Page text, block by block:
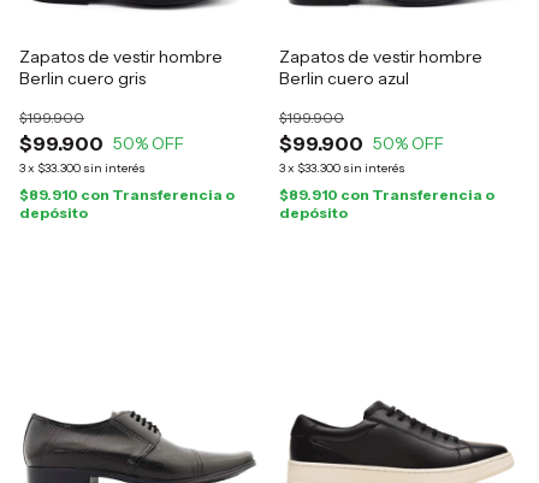
Zapatos de vestir hombre
Berlin cuero gris
$99.900
$199.900
50% OFF
3x $33.300 sin interés
$89.910 con Transferencia o
depósito
Zapatos de vestir hombre
Berlin cuero azul
$99.900
$199.900
50% OFF
3x $33.300 sin interés
$89.910 con Transferencia o
depósito